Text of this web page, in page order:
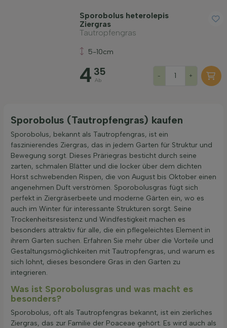
Sporobolus heterolepis
Ziergras
Tautropfengras
5-10cm
4 35
Ab
- +
Sporobolus (Tautropfengras) kaufen
Sporobolus, bekannt als Tautropfengras, ist ein
faszinierendes Ziergras, das in jedem Garten für Struktur und
Bewegung sorgt. Dieses Präriegras besticht durch seine
zarten, schmalen Blätter und die locker über dem dichten
Horst schwebenden Rispen, die von August bis Oktober einen
angenehmen Duft verströmen. Sporobolusgras fügt sich
perfekt in Ziergräserbeete und moderne Gärten ein, wo es
auch im Winter für interessante Strukturen sorgt. Seine
Trockenheitsresistenz und Windfestigkeit machen es
besonders attraktiv für alle, die ein pflegeleichtes Element in
ihrem Garten suchen. Erfahren Sie mehr über die Vorteile und
Gestaltungsmöglichkeiten mit Tautropfengras, und warum es
sich lohnt, dieses besondere Gras in den Garten zu
integrieren.
Was ist Sporobolusgras und was macht es
besonders?
Sporobolus, oft als Tautropfengras bekannt, ist ein zierliches
Ziergras, das zur Familie der Poaceae gehört. Es wird auch als